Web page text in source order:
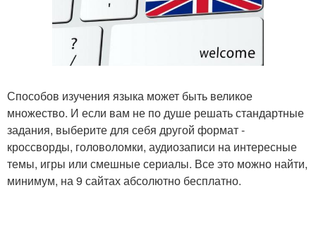
Способов изучения языка может быть великое
множество. И если вам не по душе решать стандартные
задания, выберите для себя другой формат -
кроссворды, головоломки, аудиозаписи на интересные
темы, игры или смешные сериалы. Все это можно найти,
минимум, на 9 сайтах абсолютно бесплатно.